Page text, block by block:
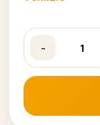
-
Kır Çiçekleri